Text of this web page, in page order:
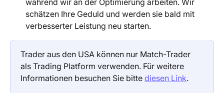
schätzen Ihre Geduld und werden sie bald mit
verbesserter Leistung neu starten.
Trader aus den USA können nur Match-Trader
als Trading Platform verwenden. Für weitere
Informationen besuchen Sie bitte diesen Link.